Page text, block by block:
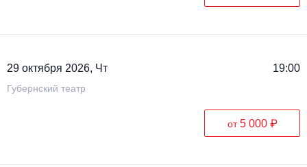
29 октября 2026, Чт 19:00
Губернский театр
от5 000 ₽